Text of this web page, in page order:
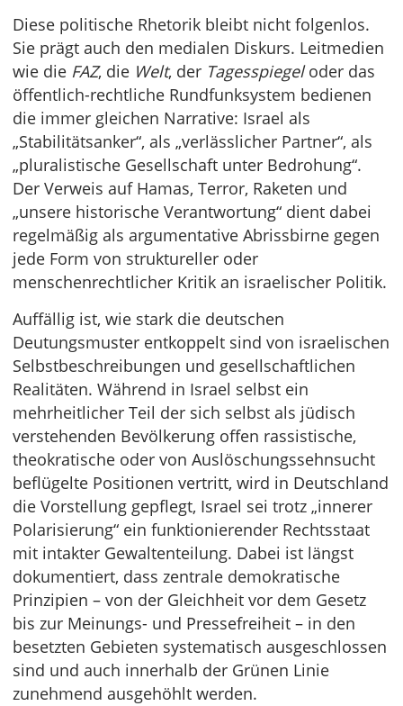
Diese politische Rhetorik bleibt nicht folgenlos.
Sie prägt auch den medialen Diskurs. Leitmedien
wie die FAZ, die Welt, der Tagesspiegeloder das
öffentlich-rechtliche Rundfunksystem bedienen
die immer gleichen Narrative: Israel als
„Stabilitätsanker“, als „verlässlicher Partner“, als
„pluralistische Gesellschaft unter Bedrohung“.
Der Verweis auf Hamas, Terror, Raketen und
„unsere historische Verantwortung“ dient dabei
regelmäßig als argumentative Abrissbirne gegen
jede Form von struktureller oder
menschenrechtlicher Kritik an israelischer Politik.
Auffällig ist, wie stark die deutschen
Deutungsmuster entkoppelt sind von israelischen
Selbstbeschreibungen und gesellschaftlichen
Realitäten. Während in Israel selbst ein
mehrheitlicher Teil der sich selbst als jüdisch
verstehenden Bevölkerung offen rassistische,
theokratische oder von Auslöschungssehnsucht
beflügelte Positionen vertritt, wird in Deutschland
die Vorstellung gepflegt, Israel sei trotz „innerer
Polarisierung“ ein funktionierender Rechtsstaat
mit intakter Gewaltenteilung. Dabei ist längst
dokumentiert, dass zentrale demokratische
Prinzipien – von der Gleichheit vor dem Gesetz
bis zur Meinungs- und Pressefreiheit – in den
besetzten Gebieten systematisch ausgeschlossen
sind und auch innerhalb der Grünen Linie
zunehmend ausgehöhlt werden.